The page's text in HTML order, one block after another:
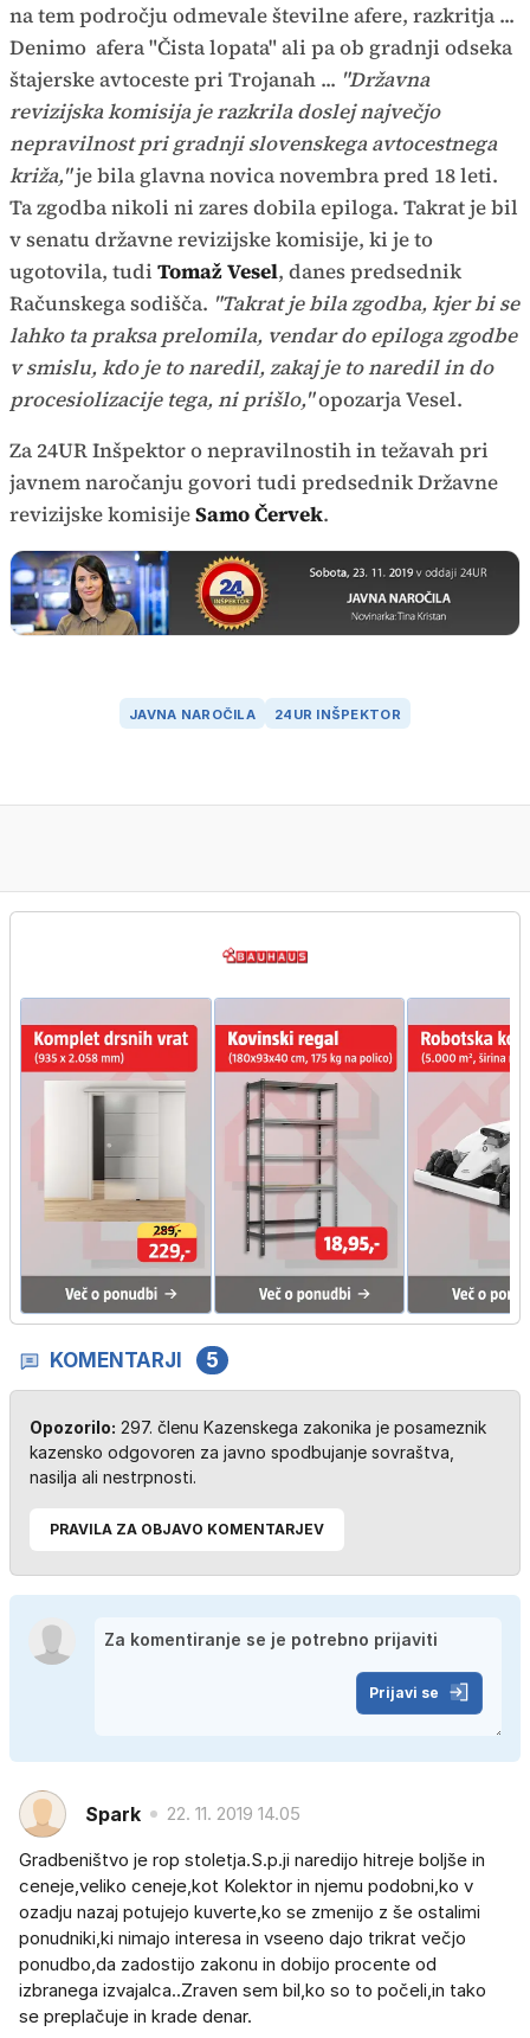
na tem področju odmevale številne afere, razkritja ...
Denimo afera "Čista lopata" ali pa ob gradnji odseka
štajerske avtoceste pri Trojanah ... "Državna
revizijska komisija je razkrila doslej največjo
nepravilnost pri gradnji slovenskega avtocestnega
križa,"je bila glavna novica novembra pred 18 leti.
Ta zgodba nikoli ni zares dobila epiloga. Takrat je bil
v senatu državne revizijske komisije, ki je to
ugotovila, tudi Tomaž Vesel, danes predsednik
Računskega sodišča. "Takrat je bila zgodba, kjer bi se
lahko ta praksa prelomila, vendar do epiloga zgodbe
v smislu, kdo je to naredil, zakaj je to naredil in do
procesiolizacije tega, ni prišlo,"opozarja Vesel.
Za 24UR Inšpektor o nepravilnostih in težavah pri
javnem naročanju govori tudi predsednik Državne
revizijske komisijeSamo Červek.
JAVNA NAROČILA 24UR INŠPEKTOR
KOMENTARJI 5
Opozorilo: 297. členu Kazenskega zakonika je posameznik
kazensko odgovoren za javno spodbujanje sovraštva,
nasilja ali nestrpnosti.
PRAVILA ZA OBJAVO KOMENTARJEV
Prijavi se
Spark 22. 11. 2019 14.05
Gradbeništvo je rop stoletja.S.p.ji naredijo hitreje boljše in
ceneje,veliko ceneje,kot Kolektor in njemu podobni,ko v
ozadju nazaj potujejo kuverte,ko se zmenijo z še ostalimi
ponudniki,ki nimajo interesa in vseeno dajo trikrat večjo
ponudbo,da zadostijo zakonu in dobijo procente od
izbranega izvajalca..Zraven sem bil,ko so to počeli,in tako
se preplačuje in krade denar.